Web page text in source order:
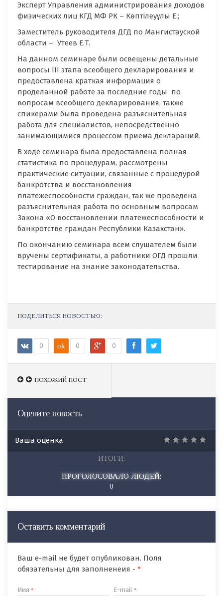
Эксперт Управления администрирования доходов
физических лиц КГД МФ РК – Көптілеуұлы Е.;
Заместитель руководителя ДГД по Мангистауской
области – Утеев Е.Т.
На данном семинаре были освещены детальные
вопросы III этапа всеобщего декларирования и
предоставлена краткая информация о
проделанной работе за последние годы по
вопросам всеобщего декларирования, также
спикерами была проведена разъяснительная
работа для специалистов, непосредственно
занимающимися процессом приема деклараций.
В ходе семинара была предоставлена полная
статистика по процедурам, рассмотрены
практические ситуации, связанные с процедурой
банкротства и восстановления
платежеспособности граждан, так же проведена
разъяснительная работа по основным вопросам
Закона «О восстановлении платежеспособности и
банкротстве граждан Республики Казахстан».
По окончанию семинара всем слушателем были
вручены сертификаты, а работники ОГД прошли
тестирование на знание законодательства.
ПОДЕЛИТЬСЯ НОВОСТЬЮ:
0 ok 0 0
ПОХОЖИЙ ПОСТ
ПОХОЖИЙ ПОСТ
Оцените новость
Ваша оценка
ИТОГИ:
ПРОГОЛОСОВАЛО ЛЮДЕЙ:
0
Оставить комментарий
Ваш e-mail не будет опубликован. Поля
обязательны для заполненеия - *
Имя * E-mail*